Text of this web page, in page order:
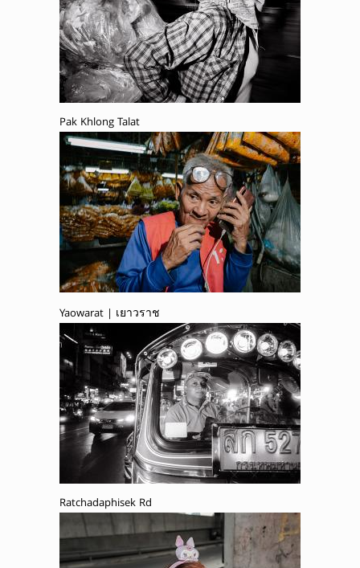
Pak Khlong Talat
Yaowarat | เยาวราช
Ratchadaphisek Rd